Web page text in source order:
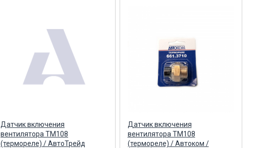
Датчик включения
вентилятора ТМ108
(термореле) / АвтоТрейд
Датчик включения
вентилятора ТМ108
(термореле) / Автоком /